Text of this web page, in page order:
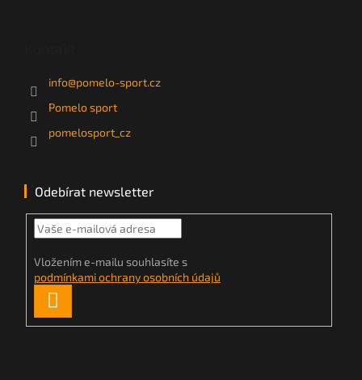
info@pomelo-sport.cz
Pomelo sport
pomelosport_cz
Odebírat newsletter
Vložením e-mailu souhlasíte s
podmínkami ochrany osobních údajů
SE